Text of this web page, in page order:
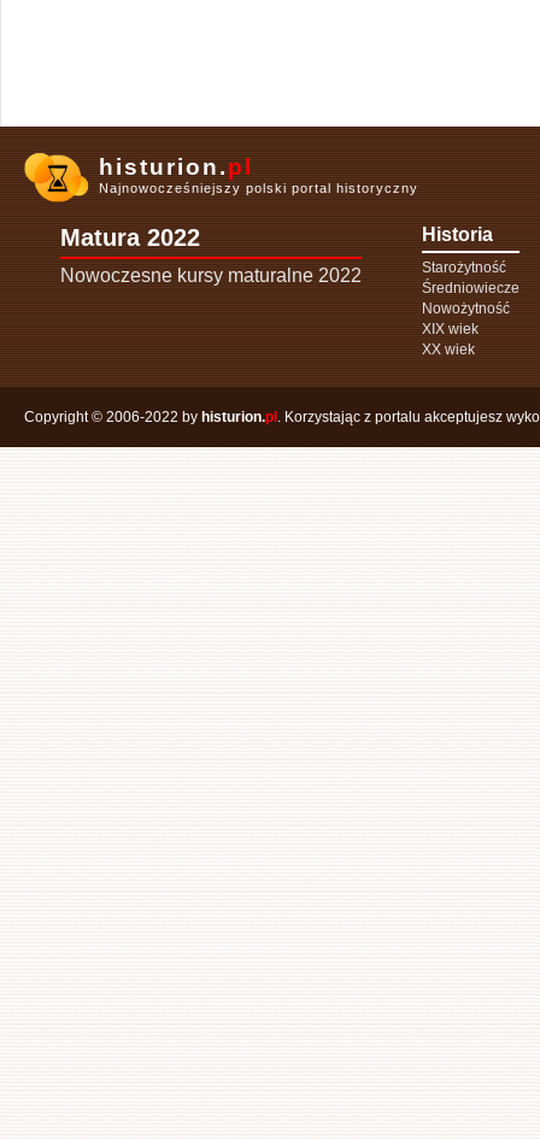
histurion.pl
Najnowocześniejszy polski portal historyczny
Matura 2022
Nowoczesne kursy maturalne 2022
Historia
Starożytność
Średniowiecze
Nowożytność
XIX wiek
XX wiek
Copyright © 2006-2022 by histurion.pl . Korzystając z portalu akceptujesz